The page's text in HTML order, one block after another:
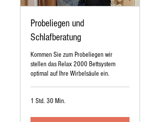
Probeliegen und
Schlafberatung
Kommen Sie zum Probeliegen wir
stellen das Relax 2000 Bettsystem
optimal auf Ihre Wirbelsäule ein.
1 Std. 30 Min.